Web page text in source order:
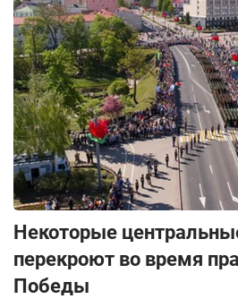
Некоторые
перекроют во время
Победы